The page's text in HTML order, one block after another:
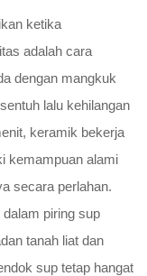
ketika
adalah cara
dengan mangkuk
lalu kehilangan
keramik bekerja
kemampuan alami
secara perlahan.
piring sup
tanah liat dan
sup tetap hangat